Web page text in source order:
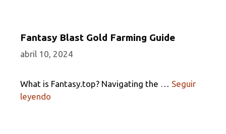
Fantasy Blast Gold Farming Guide
abril 10, 2024
What is Fantasy.top? Navigating the … Seguir
leyendo